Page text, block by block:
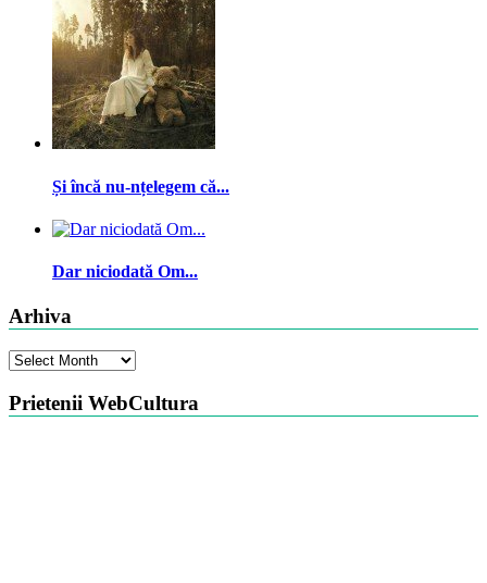
Și încă nu-nțelegem că...
Dar niciodată Om...
Arhiva
Arhiva
Prietenii WebCultura